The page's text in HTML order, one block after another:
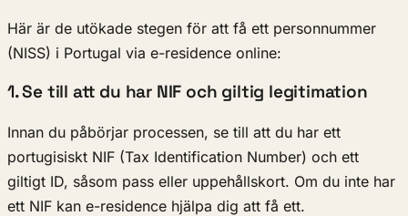
Här är de utökade stegen för att få ett personnummer
(NISS) i Portugal via e-residence online:
1. Se till att du har NIF och giltig legitimation
Innan du påbörjar processen, se till att du har ett
portugisiskt NIF (Tax Identification Number) och ett
giltigt ID, såsom pass eller uppehållskort. Om du inte har
ett NIF kan e-residence hjälpa dig att få ett.